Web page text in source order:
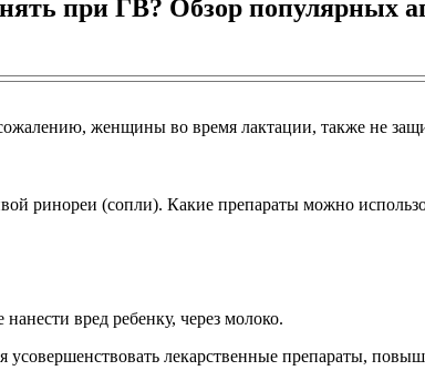
при ГВ? Обзор популярных
женщины во время лактации, также не
ринореи (сопли). Какие препараты можно
вред ребенку, через молоко.
лекарственные препараты,